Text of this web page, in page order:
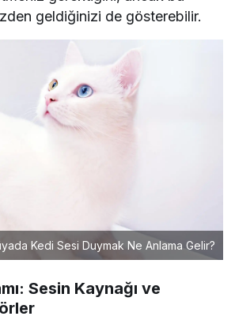
geldiğinizi de gösterebilir.
Kedi Sesi Duymak Ne Anlama Gelir?
Sesin Kaynağı ve